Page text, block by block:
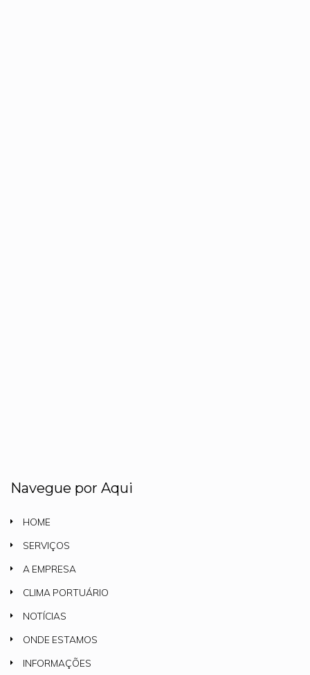
Navegue por Aqui
HOME
SERVIÇOS
A EMPRESA
CLIMA PORTUÁRIO
NOTÍCIAS
ONDE ESTAMOS
INFORMAÇÕES